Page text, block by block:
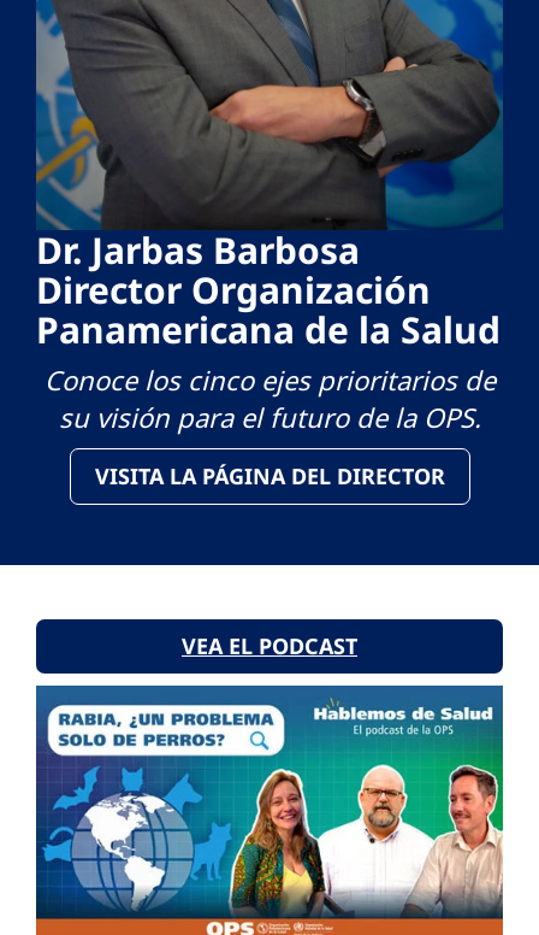
Dr. Jarbas Barbosa
Director Organización
Panamericana de la Salud
Conoce los cinco ejes prioritarios de
su visión para el futuro de la OPS.
VISITA LA PÁGINA DEL DIRECTOR
VEA EL PODCAST